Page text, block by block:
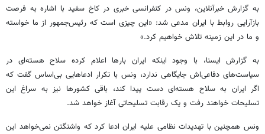
به گزارش خبرآنلاین، ونس در کنفرانسی خبری در کاخ سفید با اشاره به فرصت
بازآرایی روابط با ایران مدعی شد: «این چیزی است که رئیس‌جمهور از ما خواسته
و ما در این زمینه تلاش خواهیم کرد.»
به گزارش ایسنا، با وجود اینکه ایران بارها اعلام کرده سلاح هسته‌ای در
سیاست‌های دفاعی‌اش جایگاهی ندارد، ونس با تکرار ادعاهایی بی‌اساس گفت که
اگر ایران به سلاح هسته‌ای دست پیدا کند، باقی کشورها نیز به سراغ این
تسلیحات خواهند رفت و یک رقابت تسلیحاتی آغاز خواهد شد.
ونس همچنین با تهدیدات نظامی علیه ایران ادعا کرد که واشنگتن نمی‌خواهد این